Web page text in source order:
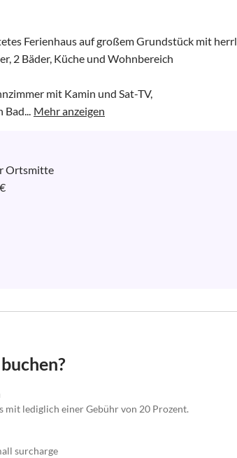
Ferienhaus auf großem Grundstück mit
2 Bäder, Küche und Wohnbereich
mit Kamin und Sat-TV,
Bad... Mehr anzeigen
Ortsmitte
mit lediglich einer Gebühr von 20 Prozent.
surcharge